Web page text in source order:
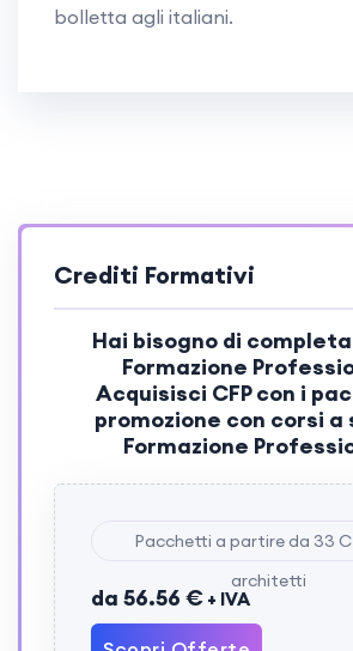
bolletta agli italiani.
Crediti Formativi
Hai bisogno di
Formazione
Acquisisci CFPcon i
promozione con corsi a
Formazione
Pacchetti a partire da 33
architetti
da 56.56 € + IVA